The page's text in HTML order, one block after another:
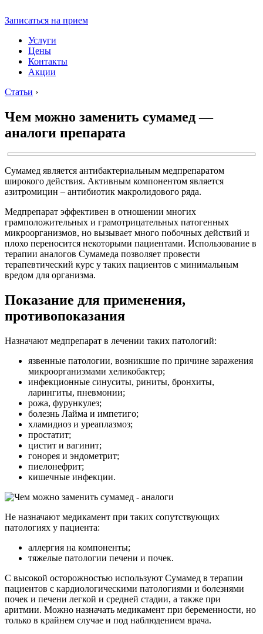
Записаться на прием
Услуги
Цены
Контакты
Акции
Статьи ›
Чем можно заменить сумамед —
аналоги препарата
Сумамед является антибактериальным медпрепаратом
широкого действия. Активным компонентом является
азитромицин – антибиотик макролидового ряда.
Медпрепарат эффективен в отношении многих
грамположительных и грамотрицательных патогенных
микроорганизмов, но вызывает много побочных действий и
плохо переносится некоторыми пациентами. Использование в
терапии аналогов Сумамеда позволяет провести
терапевтический курс у таких пациентов с минимальным
вредом для организма.
Показание для применения,
противопоказания
Назначают медпрепарат в лечении таких патологий:
язвенные патологии, возникшие по причине заражения
микроорганизмами хеликобактер;
инфекционные синуситы, риниты, бронхиты,
ларингиты, пневмонии;
рожа, фурункулез;
болезнь Лайма и импетиго;
хламидиоз и уреаплазмоз;
простатит;
цистит и вагинит;
гонорея и эндометрит;
пиелонефрит;
кишечные инфекции.
Не назначают медикамент при таких сопутствующих
патологиях у пациента:
аллергия на компоненты;
тяжелые патологии печени и почек.
С высокой осторожностью используют Сумамед в терапии
пациентов с кардиологическими патологиями и болезнями
почек и печени легкой и средней стадии, а также при
аритмии. Можно назначать медикамент при беременности, но
только в крайнем случае и под наблюдением врача.